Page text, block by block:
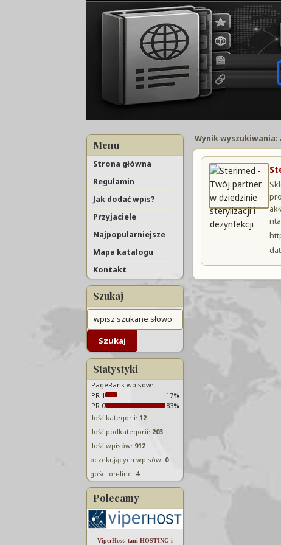
Menu
Strona główna
Regulamin
Jak dodać wpis?
Przyjaciele
Najpopularniejsze
Mapa katalogu
Kontakt
Szukaj
Statystyki
PageRank wpisów:
PR 1
17%
PR 0
83%
ilość kategorii: 12
ilość podkategorii: 203
ilość wpisów: 912
oczekujących wpisów: 0
gości on-line: 4
Polecamy
ViperHost, tani HOSTING i
Wynik